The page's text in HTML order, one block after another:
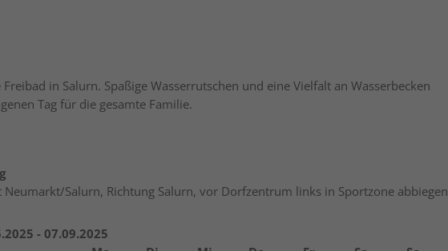
Freibad in Salurn. Spaßige Wasserrutschen und eine Vielfalt an Wasserbecken
Tag für die gesamte Familie.
Neumarkt/Salurn, Richtung Salurn, vor Dorfzentrum links in Sportzone abbiegen
- 07.09.2025